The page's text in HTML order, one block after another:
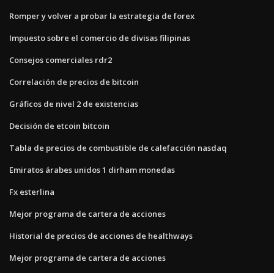
Romper y volver a probar la estrategia de forex
Impuesto sobre el comercio de divisas filipinas
Consejos comerciales rdr2
Correlación de precios de bitcoin
Gráficos de nivel 2 de existencias
Decisión de etcoin bitcoin
Tabla de precios de combustible de calefacción nasdaq
Emiratos árabes unidos 1 dirham monedas
Fx esterlina
Mejor programa de cartera de acciones
Historial de precios de acciones de healthways
Mejor programa de cartera de acciones